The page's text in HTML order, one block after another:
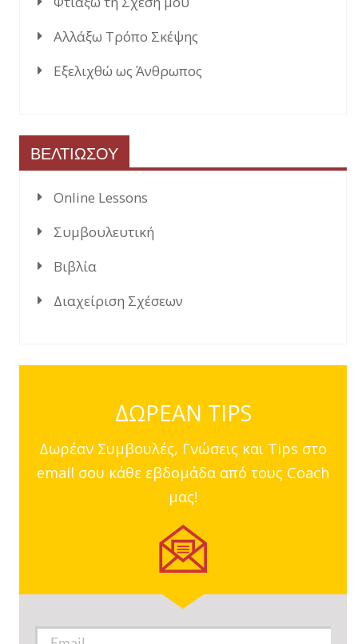
Αλλάξω Τρόπο Σκέψης
Εξελιχθώ ως Άνθρωπος
ΒΕΛΤΙΩΣΟΥ
Online Lessons
Συμβουλευτική
Βιβλία
Διαχείριση Σχέσεων
ΔΩΡΕΑΝ TIPS
Δωρέαν Συμβουλές, Γνώσεις και Tips στο
email σου κάθε εβδομάδα από τους Coach
μας!